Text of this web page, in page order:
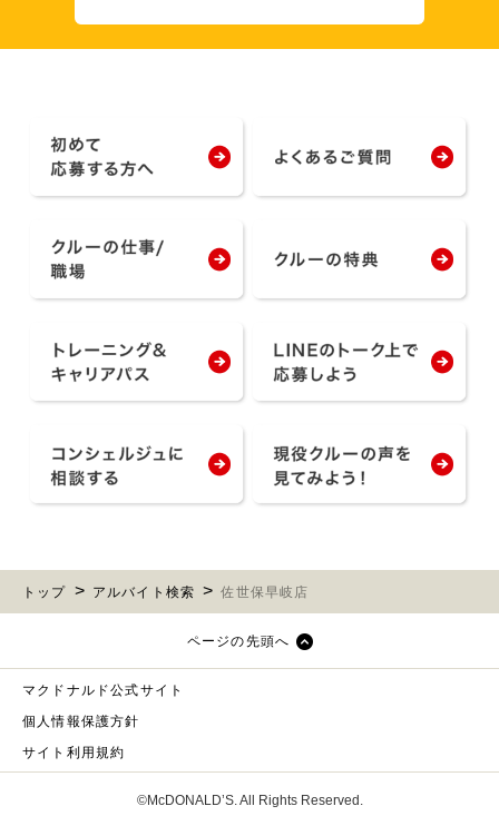
トップ アルバイト検索 佐世保早岐店
ページの先頭へ
マクドナルド公式サイト
個人情報保護方針
サイト利用規約
©McDONALD’S. All Rights Reserved.